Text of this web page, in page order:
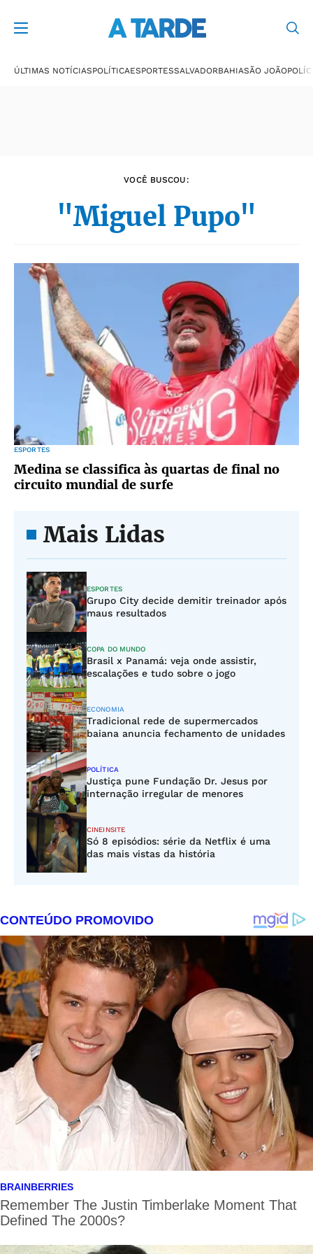
ÚLTIMAS NOTÍCIASPOLÍTICAESPORTESSALVADORBAHIASÃO JOÃO
VOCÊ BUSCOU:
"Miguel Pupo"
ESPORTES
Medina se classifica às quartas de final no
circuito mundial de surfe
Mais Lidas
ESPORTES
Grupo City decide demitir treinador após
maus resultados
COPA DO MUNDO
Brasil x Panamá: veja onde assistir,
escalações e tudo sobre o jogo
ECONOMIA
Tradicional rede de supermercados
baiana anuncia fechamento de unidades
POLÍTICA
Justiça pune Fundação Dr. Jesus por
internação irregular de menores
CINEINSITE
Só 8 episódios: série da Netflix é uma
das mais vistas da história